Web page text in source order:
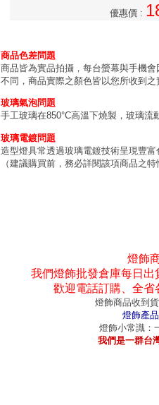
優惠價 :
商品色差問題
商品皆為實品拍攝，每台螢幕與手機
不同，商品實際之顏色皆以您所收到之
玻璃氣泡問題
手工玻璃在850°C高溫下燒製，玻璃
玻璃電鍍問題
造型燈具常透過玻璃電鍍技術呈現豐
（建議購買前，務必詳閱該項商品之
燈飾
我們燈飾批發倉庫每日
歡迎電話訂購、全
燈飾商品收到
燈飾產
燈飾小常識：
我們是一群台